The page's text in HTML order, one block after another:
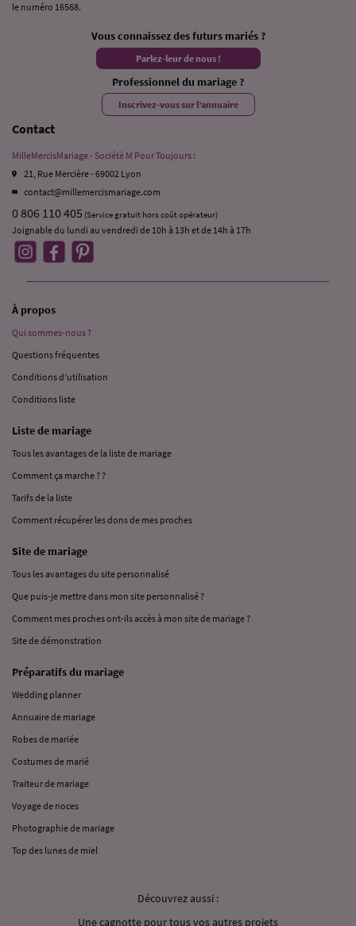
le numéro 16568.
Vous connaissez des futurs mariés ?
Parlez-leur de nous !
Professionnel du mariage ?
Inscrivez-vous sur l’annuaire
Contact
MilleMercisMariage - Société M Pour Toujours :
21, Rue Mercière - 69002 Lyon
contact@millemercismariage.com
0 806 110 405 (Service gratuit hors coût opérateur)
Joignable du lundi au vendredi de 10h à 13h et de 14h à 17h
À propos
Qui sommes-nous ?
Questions fréquentes
Conditions d’utilisation
Conditions liste
Liste de mariage
Tous les avantages de la liste de mariage
Comment ça marche ? ?
Tarifs de la liste
Comment récupérer les dons de mes proches
Site de mariage
Tous les avantages du site personnalisé
Que puis-je mettre dans mon site personnalisé ?
Comment mes proches ont-ils accès à mon site de mariage ?
Site de démonstration
Préparatifs du mariage
Wedding planner
Annuaire de mariage
Robes de mariée
Costumes de marié
Traiteur de mariage
Voyage de noces
Photographie de mariage
Top des lunes de miel
Découvrez aussi :
Une cagnotte pour tous vos autres projets